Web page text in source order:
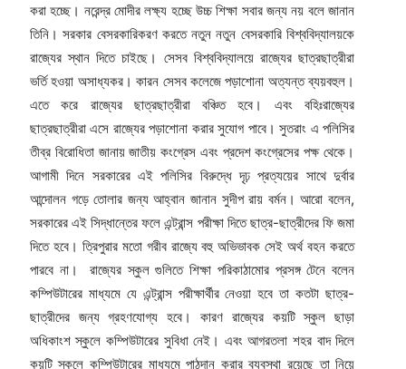
করা হচ্ছে। নরেন্দ্র মোদীর লক্ষ্য হচ্ছে উচ্চ শিক্ষা সবার জন্য নয় বলে জানান
তিনি। সরকার বেসরকারিকরণ করতে নতুন নতুন বেসরকারি বিশ্ববিদ্যালয়কে
রাজ্যের স্থান দিতে চাইছে। সেসব বিশ্ববিদ্যালয়ে রাজ্যের ছাত্রছাত্রীরা
ভর্তি হওয়া অসাধ্যকর। কারন সেসব কলেজে পড়াশোনা অত্যন্ত ব্যয়বহুল।
এতে করে রাজ্যের ছাত্রছাত্রীরা বঞ্চিত হবে। এবং বহিঃরাজ্যের
ছাত্রছাত্রীরা এসে রাজ্যের পড়াশোনা করার সুযোগ পাবে। সুতরাং এ পলিসির
তীব্র বিরোধিতা জানায় জাতীয় কংগ্রেস এবং প্রদেশ কংগ্রেসের পক্ষ থেকে।
আগামী দিনে সরকারের এই পলিসির বিরুদ্ধে দৃঢ় প্রত্যয়ের সাথে দুর্বার
আন্দোলন গড়ে তোলার জন্য আহ্বান জানান সুদীপ রায় বর্মন। আরো বলেন,
সরকারের এই সিদ্ধান্তের ফলে এন্ট্রান্স পরীক্ষা দিতে ছাত্র-ছাত্রীদের ফি জমা
দিতে হবে। ত্রিপুরার মতো গরীব রাজ্যে বহু অভিভাবক সেই অর্থ বহন করতে
পারবে না। রাজ্যের স্কুল গুলিতে শিক্ষা পরিকাঠামোর প্রসঙ্গ টেনে বলেন
কম্পিউটারের মাধ্যমে যে এন্ট্রান্স পরীক্ষার্থীর নেওয়া হবে তা কতটা ছাত্র-
ছাত্রীদের জন্য গ্রহণযোগ্য হবে। কারণ রাজ্যের কয়টি স্কুল ছাড়া
অধিকাংশ স্কুলে কম্পিউটারের সুবিধা নেই। এবং আগরতলা শহর বাদ দিলে
কয়টি স্কুলে কম্পিউটারের মাধ্যমে পাঠদান করার ব্যবস্থা রয়েছে তা নিয়ে